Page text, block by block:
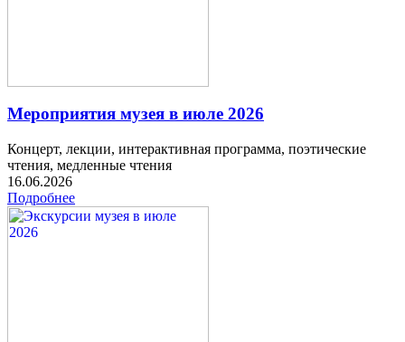
Мероприятия музея в июле 2026
Концерт, лекции, интерактивная программа, поэтические
чтения, медленные чтения
16.06.2026
Подробнее